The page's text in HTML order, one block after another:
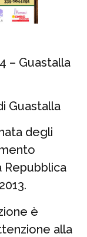
– Guastalla
Guastalla
degli
Repubblica
è
alla